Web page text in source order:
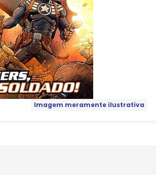
Imagem meramente ilustrativa